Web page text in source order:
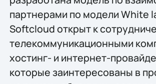
партнерами по модели White
Softcloud открыт к
телекоммуникационными
хостинг- и интернет-
которые заинтересованы в